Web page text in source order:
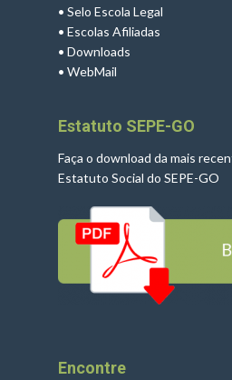
• Selo Escola Legal
• Escolas Afiliadas
• Downloads
• WebMail
Estatuto SEPE-GO
Faça o download da mais
Estatuto Social do SEPE-GO
Encontre